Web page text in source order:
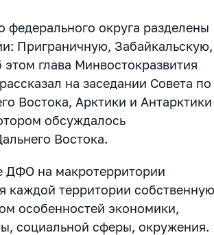
федерального округа разделены
Приграничную, Забайкальскую,
глава Минвостокразвития
на заседании Совета по
Востока, Арктики и Антарктики
обсуждалось
Востока.
ДФО на макротерритории
каждой территории собственную
особенностей экономики,
социальной сферы, окружения.